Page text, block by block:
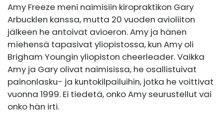
Amy Freeze meni naimisiin kiropraktikon Gary
Arbucklen kanssa, mutta 20 vuoden avioliiton
jälkeen he antoivat avioeron. Amy ja hänen
miehensä tapasivat yliopistossa, kun Amy oli
Brigham Youngin yliopiston cheerleader. Vaikka
Amy ja Gary olivat naimisissa, he osallistuivat
painonlasku- ja kuntokilpailuihin, jotka he voittivat
vuonna 1999. Ei tiedetä, onko Amy seurustellut vai
onko hän irti.